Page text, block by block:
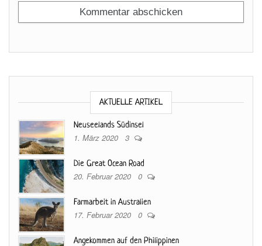
AKTUELLE ARTIKEL
Neuseelands Südinsel
1. März 2020 3
Die Great Ocean Road
20. Februar 2020 0
Farmarbeit in Australien
17. Februar 2020 0
Angekommen auf den Philippinen